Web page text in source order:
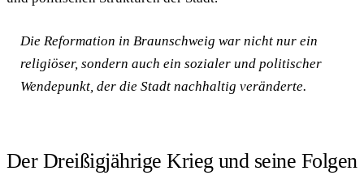
Die Reformation in Braunschweig war nicht nur ein
religiöser, sondern auch ein sozialer und politischer
Wendepunkt, der die Stadt nachhaltig veränderte.
Der Dreißigjährige Krieg und seine Folgen